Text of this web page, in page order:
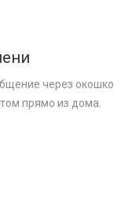
через окошко
прямо из дома.